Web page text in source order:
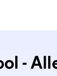
-